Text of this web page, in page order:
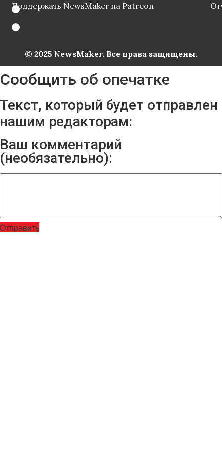
Поддержать NewsMaker на Patreon
© 2025 NewsMaker. Все права защищены.
Сообщить об опечатке
Текст, который будет отправлен
нашим редакторам:
Ваш комментарий
(необязательно):
Отправить